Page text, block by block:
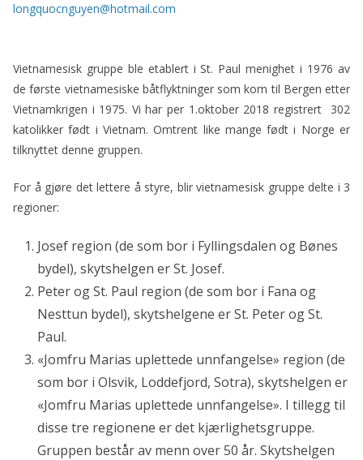
longquocnguyen@hotmail.com
Vietnamesisk gruppe ble etablert i St. Paul menighet i 1976 av
de første vietnamesiske båtflyktninger som kom til Bergen etter
Vietnamkrigen i 1975. Vi har per 1.oktober 2018 registrert 302
katolikker født i Vietnam. Omtrent like mange født i Norge er
tilknyttet denne gruppen.
For å gjøre det lettere å styre, blir vietnamesisk gruppe delte i 3
regioner:
Josef region (de som bor i Fyllingsdalen og Bønes
bydel), skytshelgen er St. Josef.
Peter og St. Paul region (de som bor i Fana og
Nesttun bydel), skytshelgene er St. Peter og St.
Paul.
«Jomfru Marias uplettede unnfangelse» region (de
som bor i Olsvik, Loddefjord, Sotra), skytshelgen er
«Jomfru Marias uplettede unnfangelse». I tillegg til
disse tre regionene er det kjærlighetsgruppe.
Gruppen består av menn over 50 år. Skytshelgen